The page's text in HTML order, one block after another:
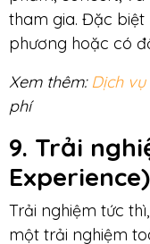
tham gia. Đặc biệt
phương hoặc có
Xem thêm:Dịch
phí
9. Trải
Experience)
Trải nghiệm tức
một trải nghiệm